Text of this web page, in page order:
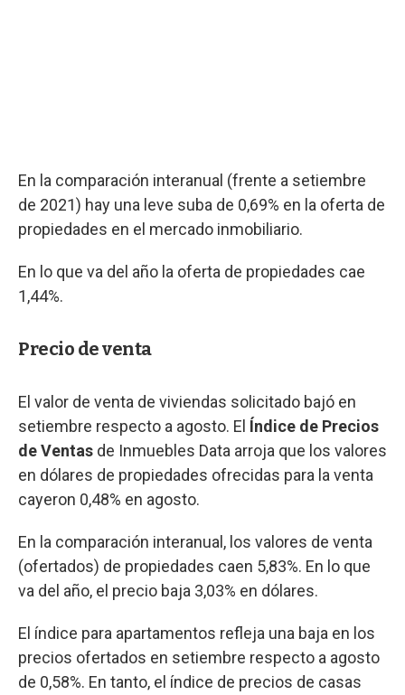
En la comparación interanual (frente a setiembre
de 2021) hay una leve suba de 0,69% en la oferta de
propiedades en el mercado inmobiliario.
En lo que va del año la oferta de propiedades cae
1,44%.
Precio de venta
El valor de venta de viviendas solicitado bajó en
setiembre respecto a agosto. El Índice de Precios
de Ventas de Inmuebles Data arroja que los valores
en dólares de propiedades ofrecidas para la venta
cayeron 0,48% en agosto.
En la comparación interanual, los valores de venta
(ofertados) de propiedades caen 5,83%. En lo que
va del año, el precio baja 3,03% en dólares.
El índice para apartamentos refleja una baja en los
precios ofertados en setiembre respecto a agosto
de 0,58%. En tanto, el índice de precios de casas